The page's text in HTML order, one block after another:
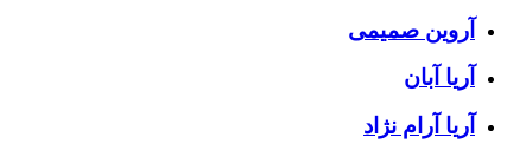
آروین صمیمی
آریا آبان
آریا آرام نژاد